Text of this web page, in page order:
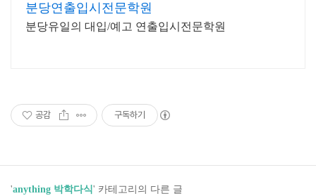
분당연출입시전문학원
분당유일의 대입/예고 연출입시전문학원
공감 구독하기
'anything 박학다식' 카테고리의 다른 글